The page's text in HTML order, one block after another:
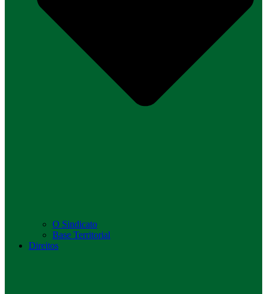
O Sindicato
Base Territorial
Direitos